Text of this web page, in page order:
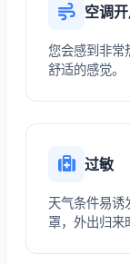
空调
您会感到非常
舒适的感觉。
过敏
天气条件易诱
罩，外出归来